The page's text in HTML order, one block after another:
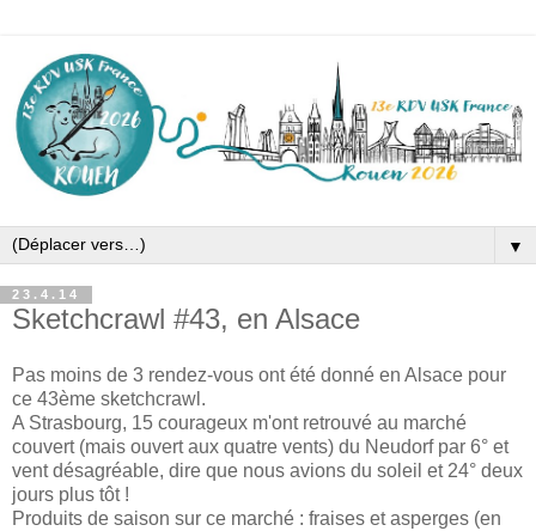
▼
23.4.14
Sketchcrawl #43, en Alsace
Pas moins de 3 rendez-vous ont été donné en Alsace pour
ce 43ème sketchcrawl.
A Strasbourg, 15 courageux m'ont retrouvé au marché
couvert (mais ouvert aux quatre vents) du Neudorf par 6° et
vent désagréable, dire que nous avions du soleil et 24° deux
jours plus tôt !
Produits de saison sur ce marché : fraises et asperges (en